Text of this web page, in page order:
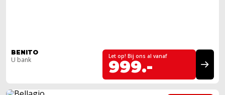
BENITO
U bank Let op! Bij ons al vanaf
999.-